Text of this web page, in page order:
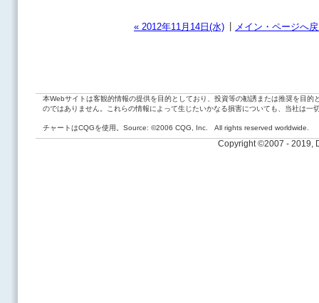
« 2012年11月14日(水) メイン・ページへ
本Webサイトは客観的情報の提供を目的としており、投資等の勧誘または推奨を目
のではありません。これらの情報によって生じたいかなる損害についても、当社は一
チャートはCQGを使用。Source: ©2006 CQG, Inc. All rights reserved worldwide.
Copyright ©2007 - 2019,